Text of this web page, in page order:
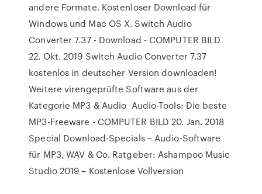
andere Formate. Kostenloser Download für
Windows und Mac OS X. Switch Audio
Converter 7.37 - Download - COMPUTER BILD
22. Okt. 2019 Switch Audio Converter 7.37
kostenlos in deutscher Version downloaden!
Weitere virengeprüfte Software aus der
Kategorie MP3 & Audio Audio-Tools: Die beste
MP3-Freeware - COMPUTER BILD 20. Jan. 2018
Special Download-Specials – Audio-Software
für MP3, WAV & Co. Ratgeber: Ashampoo Music
Studio 2019 – Kostenlose Vollversion